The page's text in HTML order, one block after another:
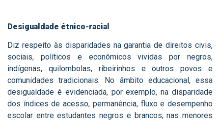
Desigualdade étnico-racial
Diz respeito às disparidades na garantia de direitos civis,
sociais, políticos e econômicos vividas por negros,
indígenas, quilombolas, ribeirinhos e outros povos e
comunidades tradicionais. No âmbito educacional, essa
desigualdade é evidenciada, por exemplo, na disparidade
dos índices de acesso, permanência, fluxo e desempenho
escolar entre estudantes negros e brancos; nas menores